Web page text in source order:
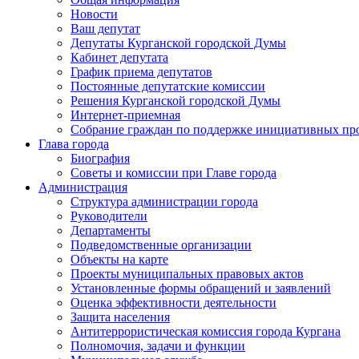
Новости
Ваш депутат
Депутаты Курганской городской Думы
Кабинет депутата
График приема депутатов
Постоянные депутатские комиссии
Решения Курганской городской Думы
Интернет-приемная
Собрание граждан по поддержке инициативных
Глава города
Биография
Советы и комиссии при Главе города
Администрация
Структура администрации города
Руководители
Департаменты
Подведомственные организации
Объекты на карте
Проекты муниципальных правовых актов
Установленные формы обращений и заявлений
Оценка эффективности деятельности
Защита населения
Антитеррористическая комиссия города Кургана
Полномочия, задачи и функции